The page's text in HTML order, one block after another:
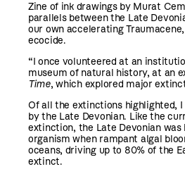
Zine of ink drawings by Murat
parallels between the Late
our own accelerating
ecocide.
“I once volunteered at an
museum of natural history, at an
Time, which explored major
Of all the extinctions highlighted,
by the Late Devonian. Like the
extinction, the Late Devonian was
organism when rampant algal
oceans, driving up to 80% of the
extinct.